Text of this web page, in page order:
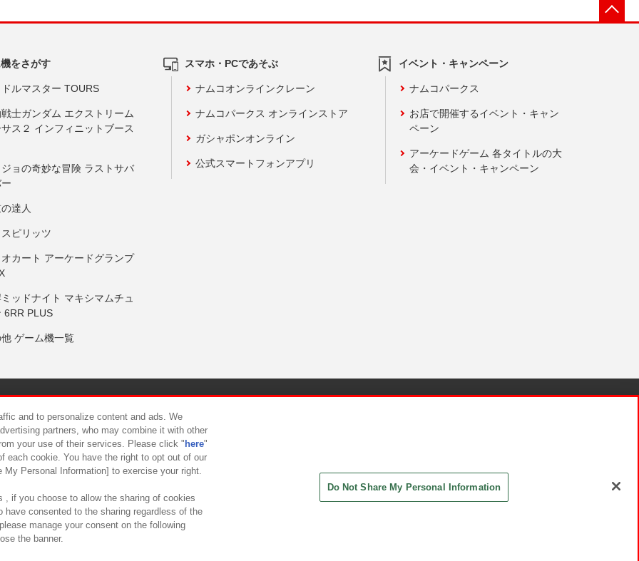
をさがす
ルマスター TOURS
士ガンダム エクストリーム
ス２ インフィニットブース
ョの奇妙な冒険 ラストサバ
達人
ピリッツ
カート アーケードグランプ
ッドナイト マキシマムチュ
6RR PLUS
ゲーム機一覧
スマホ・PCであそぶ
ナムコオンラインクレーン
ナムコパークス オンラインストア
ガシャポンオンライン
公式スマートフォンアプリ
イベント・キャンペーン
ナムコパークス
お店で開催するイベント・キャン
ペーン
アーケードゲーム 各タイトルの大
会・イベント・キャンペーン
について カスタマーハラスメント対応方針
and to personalize content and ads. We
partners, who may combine it with other
your use of their services. Please click " here"
each cookie. You have the right to opt out of our
Personal Information] to exercise your right.
, if you choose to allow the sharing of cookies
have consented to the sharing regardless of the
manage your consent on the following
the banner.
Do Not Share My Personal Information